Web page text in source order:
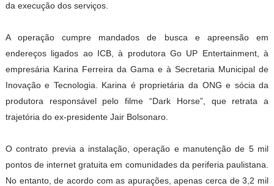
da execução dos serviços.
A operação cumpre mandados de busca e apreensão em
endereços ligados ao ICB, à produtora Go UP Entertainment, à
empresária Karina Ferreira da Gama e à Secretaria Municipal de
Inovação e Tecnologia. Karina é proprietária da ONG e sócia da
produtora responsável pelo filme “Dark Horse”, que retrata a
trajetória do ex-presidente Jair Bolsonaro.
O contrato previa a instalação, operação e manutenção de 5 mil
pontos de internet gratuita em comunidades da periferia paulistana.
No entanto, de acordo com as apurações, apenas cerca de 3,2 mil